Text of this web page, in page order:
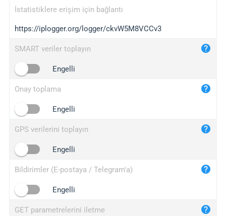
bc.ax
iplogger.com
maper.info
2no.co
yip.su
iplogger.info
İstatistiklere erişim için bağlantı
https://iplogger.org/logger/ckvW5M8VCCv3
SMART veriler toplayın
Engelli
Onay toplama
Engelli
GPS verilerini toplayın
Engelli
Bildirimler (E-postaya / Telegram'a)
Engelli
GET parametrelerini iletme